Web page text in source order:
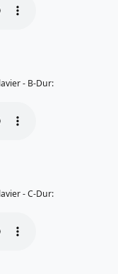
- B-Dur:
- C-Dur: